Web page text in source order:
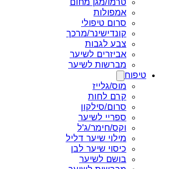
טרמו/מגן מחום
אמפולות
סרום טיפולי
קונדישינר/מרכך
צבע לגבות
אביזרים לשיער
מברשות לשיער
טיפוח
מוס/גלייז
קרם לחות
סרום/סילקון
ספריי לשיער
וקס/חימר/ג'ל
מילוי שיער דליל
כיסוי שיער לבן
בושם לשיער